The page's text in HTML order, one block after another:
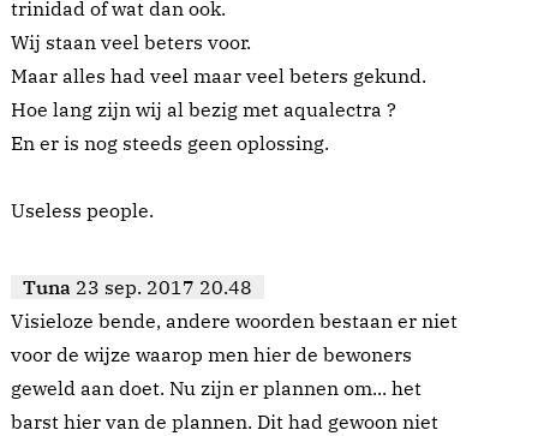
trinidad of wat dan ook.
Wij staan veel beters voor.
Maar alles had veel maar veel beters gekund.
Hoe lang zijn wij al bezig met aqualectra ?
En er is nog steeds geen oplossing.
Useless people.
Tuna 23 sep. 2017 20.48
Visieloze bende, andere woorden bestaan er niet
voor de wijze waarop men hier de bewoners
geweld aan doet. Nu zijn er plannen om... het
barst hier van de plannen. Dit had gewoon niet